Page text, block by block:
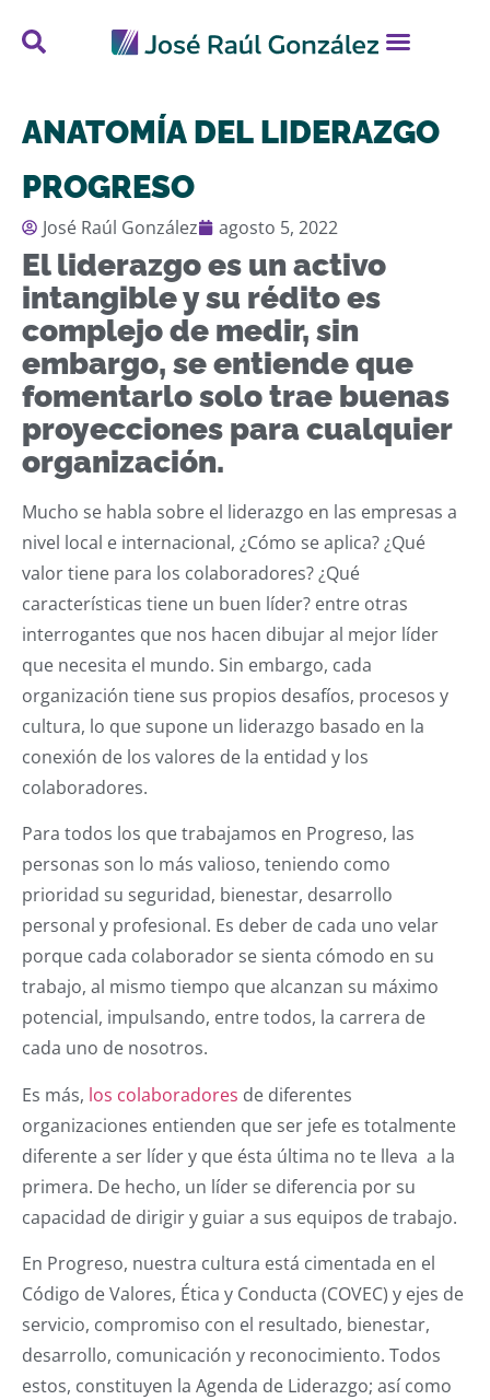
ANATOMÍA DEL LIDERAZGO
PROGRESO
José Raúl González agosto 5, 2022
El liderazgo es un activo
intangible y su rédito es
complejo de medir, sin
embargo, se entiende que
fomentarlo solo trae buenas
proyecciones para cualquier
organización.
Mucho se habla sobre el liderazgo en las empresas a
nivel local e internacional, ¿Cómo se aplica? ¿Qué
valor tiene para los colaboradores? ¿Qué
características tiene un buen líder? entre otras
interrogantes que nos hacen dibujar al mejor líder
que necesita el mundo. Sin embargo, cada
organización tiene sus propios desafíos, procesos y
cultura, lo que supone un liderazgo basado en la
conexión de los valores de la entidad y los
colaboradores.
Para todos los que trabajamos en Progreso, las
personas son lo más valioso, teniendo como
prioridad su seguridad, bienestar, desarrollo
personal y profesional. Es deber de cada uno velar
porque cada colaborador se sienta cómodo en su
trabajo, al mismo tiempo que alcanzan su máximo
potencial, impulsando, entre todos, la carrera de
cada uno de nosotros.
Es más, los colaboradores de diferentes
organizaciones entienden que ser jefe es totalmente
diferente a ser líder y que ésta última no te lleva a la
primera. De hecho, un líder se diferencia por su
capacidad de dirigir y guiar a sus equipos de trabajo.
En Progreso, nuestra cultura está cimentada en el
Código de Valores, Ética y Conducta (COVEC) y ejes de
servicio, compromiso con el resultado, bienestar,
desarrollo, comunicación y reconocimiento. Todos
estos, constituyen la Agenda de Liderazgo; así como